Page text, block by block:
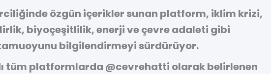
özgün içerikler sunan platform, iklim krizi,
biyoçeşitlilik, enerji ve çevre adaleti gibi
bilgilendirmeyi sürdürüyor.
tüm platformlarda @cevrehatti olarak belirlenen